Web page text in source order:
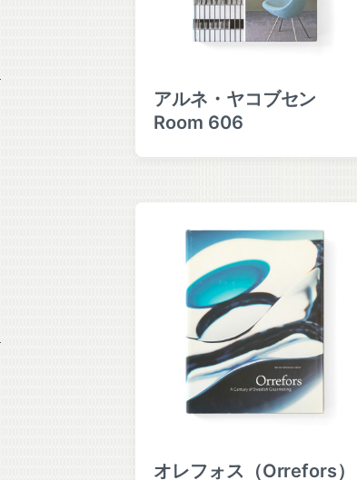
アルネ・ヤコブセン
Room 606
オレフォス（Orrefors）